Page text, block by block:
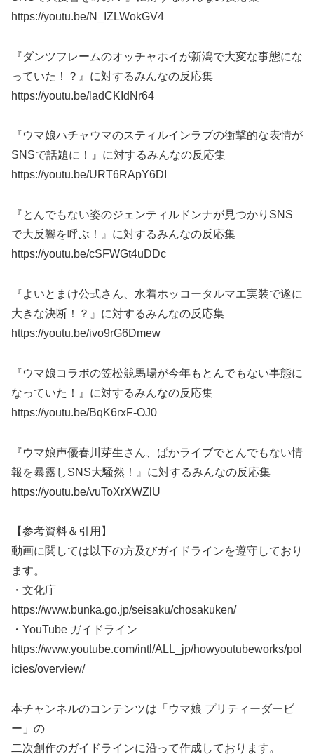
https://youtu.be/N_IZLWokGV4
『ダンツフレームのオッチャホイが新潟で大変な事態にな
っていた！？』に対するみんなの反応集
https://youtu.be/ladCKIdNr64
『ウマ娘ハチャウマのスティルインラブの衝撃的な表情が
SNSで話題に！』に対するみんなの反応集
https://youtu.be/URT6RApY6DI
『とんでもない姿のジェンティルドンナが見つかりSNS
で大反響を呼ぶ！』に対するみんなの反応集
https://youtu.be/cSFWGt4uDDc
『よいとまけ公式さん、水着ホッコータルマエ実装で遂に
大きな決断！？』に対するみんなの反応集
https://youtu.be/ivo9rG6Dmew
『ウマ娘コラボの笠松競馬場が今年もとんでもない事態に
なっていた！』に対するみんなの反応集
https://youtu.be/BqK6rxF-OJ0
『ウマ娘声優春川芽生さん、ぱかライブでとんでもない情
報を暴露しSNS大騒然！』に対するみんなの反応集
https://youtu.be/vuToXrXWZlU
【参考資料＆引用】
動画に関しては以下の方及びガイドラインを遵守しており
ます。
・文化庁
https://www.bunka.go.jp/seisaku/chosakuken/
・YouTube ガイドライン
https://www.youtube.com/intl/ALL_jp/howyoutubeworks/pol
icies/overview/
本チャンネルのコンテンツは「ウマ娘 プリティーダービ
ー」の
二次創作のガイドラインに沿って作成しております。